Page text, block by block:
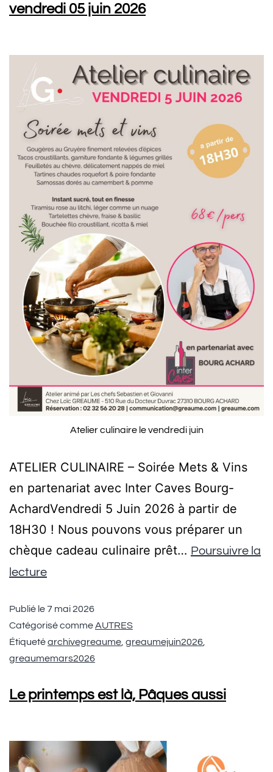
vendredi 05 juin 2026
Atelier culinaire le vendredi juin
ATELIER CULINAIRE – Soirée Mets & Vins
en partenariat avec Inter Caves Bourg-
AchardVendredi 5 Juin 2026 à partir de
18H30 ! Nous pouvons vous préparer un
chèque cadeau culinaire prêt… Poursuivre la
lecture
Publié le7 mai 2026
Catégorisé commeAUTRES
Étiquetéarchivegreaume, greaumejuin2026,
greaumemars2026
Le printemps est là, Pâques aussi